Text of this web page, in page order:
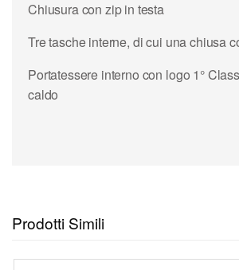
Chiusura con zip in testa
Tre tasche interne, di cui una chiusa
Portatessere interno con logo 1°
caldo
Prodotti Simili